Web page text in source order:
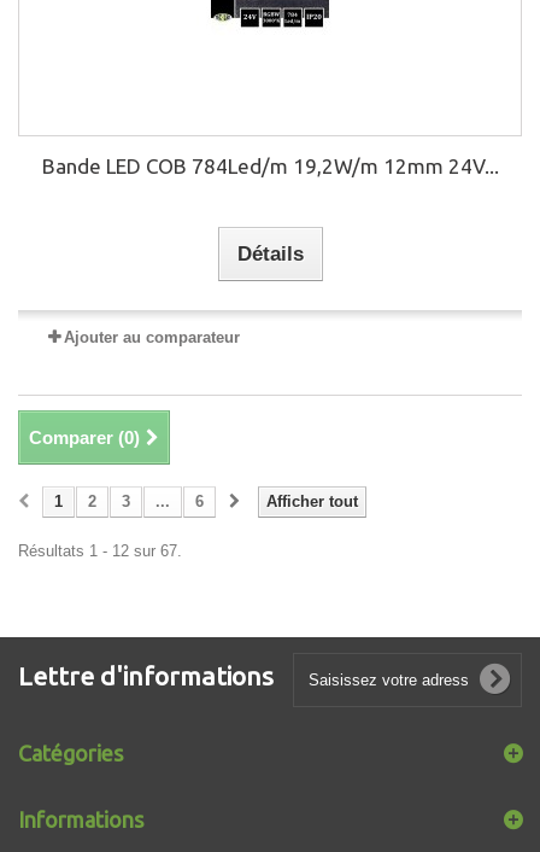
Bande LED COB 784Led/m 19,2W/m 12mm 24V...
Détails
Ajouter au comparateur
Comparer (0)
Afficher tout
1 2 3 ... 6
Résultats 1 - 12 sur 67.
Lettre d'informations
Catégories
Informations